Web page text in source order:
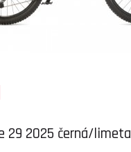
29 2025 černá/limeta